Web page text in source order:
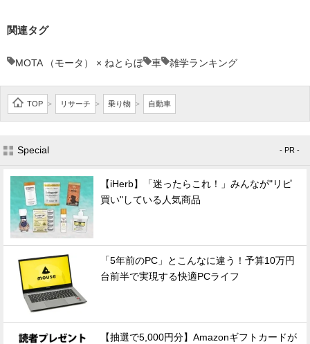
関連タグ
MOTA （モータ） × ねとらぼ 車 雑学ランキング
TOP > リサーチ > 乗り物 > 自動車
Special - PR -
【iHerb】「迷ったらこれ！」みんなが"リピ
買い"している人気商品
「5年前のPC」とこんなに違う！予算10万円
台前半で実現する快適PCライフ
【抽選で5,000円分】Amazonギフトカードが